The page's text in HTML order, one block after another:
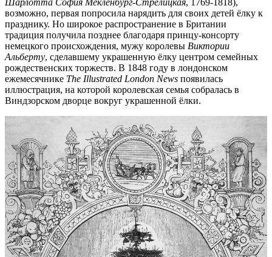
Шарлотта София Мекленбург-Стрелицкая, 1769-1818),
возможно, первая попросила нарядить для своих детей ёлку к
празднику. Но широкое распространение в Британии
традиция получила позднее благодаря принцу-консорту
немецкого происхождения, мужу королевы Виктории
Альберту, сделавшему украшенную ёлку центром семейных
рождественских торжеств. В 1848 году в лондонском
ежемесячнике The Illustrated London News появилась
иллюстрация, на которой королевская семья собралась в
Виндзорском дворце вокруг украшенной ёлки.